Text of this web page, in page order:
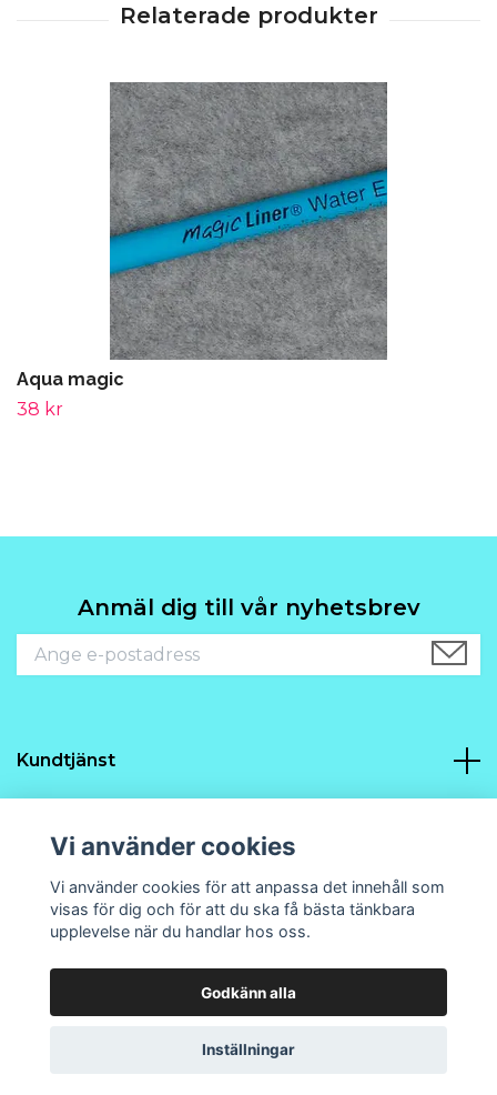
Aqua magic
38 kr
Anmäl dig till vår nyhetsbrev
Kundtjänst
Sociala medier
© 2026 Prins21 Design och hobbyPowered by Quickbutik
Vi använder cookies
Vi använder cookies för att anpassa det innehåll som
visas för dig och för att du ska få bästa tänkbara
upplevelse när du handlar hos oss.
Godkänn alla
Inställningar